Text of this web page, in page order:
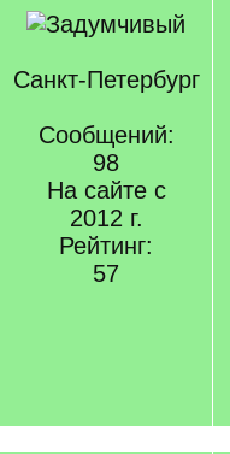
Санкт-Петербург
Сообщений:
98
На сайте с
2012 г.
Рейтинг:
57